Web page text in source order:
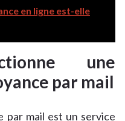
en ligne est-elle
une
par mail
par mail est un service